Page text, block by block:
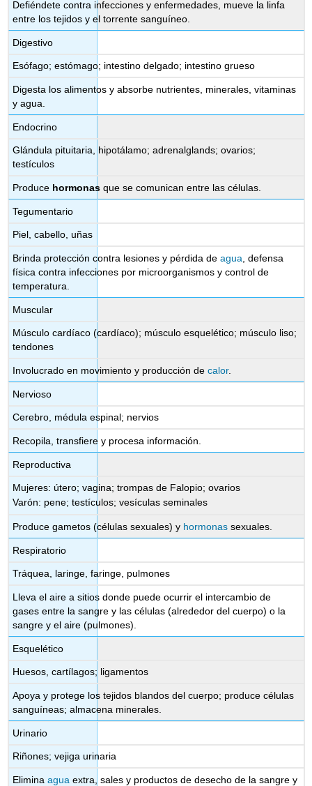
Defiéndete contra infecciones y enfermedades, mueve la linfa
entre los tejidos y el torrente sanguíneo.
Digestivo
Esófago; estómago; intestino delgado; intestino grueso
Digesta los alimentos y absorbe nutrientes, minerales, vitaminas
y agua.
Endocrino
Glándula pituitaria, hipotálamo; adrenalglands; ovarios;
testículos
Produce hormonas que se comunican entre las células.
Tegumentario
Piel, cabello, uñas
Brinda protección contra lesiones y pérdida deagua , defensa
física contra infecciones por microorganismos y control de
temperatura.
Muscular
Músculo cardíaco (cardíaco); músculo esquelético; músculo liso;
tendones
Involucrado en movimiento y producción decalor.
Nervioso
Cerebro, médula espinal; nervios
Recopila, transfiere y procesa información.
Reproductiva
Mujeres: útero; vagina; trompas de Falopio; ovarios
Varón: pene; testículos; vesículas seminales
Produce gametos (células sexuales) y hormonas sexuales.
Respiratorio
Tráquea, laringe, faringe, pulmones
Lleva el aire a sitios donde puede ocurrir el intercambio de
gases entre la sangre y las células (alrededor del cuerpo) o la
sangre y el aire (pulmones).
Esquelético
Huesos, cartílagos; ligamentos
Apoya y protege los tejidos blandos del cuerpo; produce células
sanguíneas; almacena minerales.
Urinario
Riñones; vejiga urinaria
Eliminaagua extra, sales y productos de desecho de la sangre y